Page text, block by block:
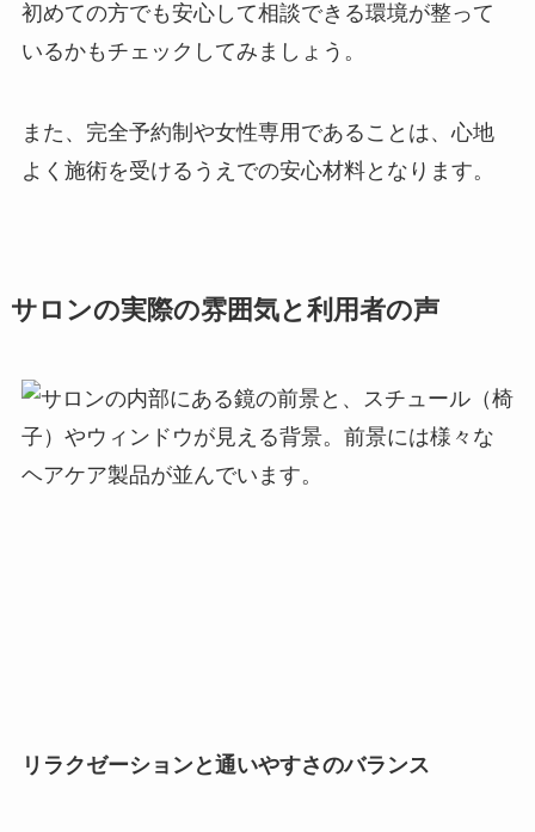
初めての方でも安心して相談できる環境が整って
いるかもチェックしてみましょう。
また、完全予約制や女性専用であることは、心地
よく施術を受けるうえでの安心材料となります。
サロンの実際の雰囲気と利用者の声
リラクゼーションと通いやすさのバランス